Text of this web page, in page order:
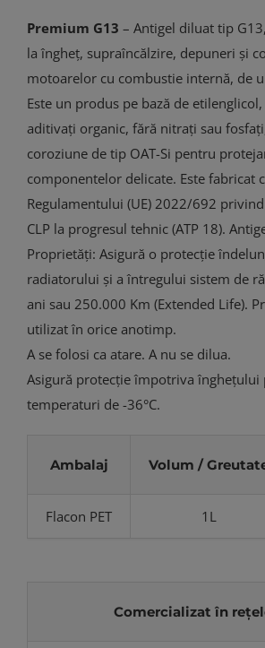
Premium G13 – Antigel diluat tip
la îngheț, supraîncălzire, depuneri și
motoarelor cu combustie internă, de
Este un produs pe bază de
aditivați organic, fără nitrați sau
coroziune de tip OAT-Si pentru
componentelor delicate. Este fabricat
Regulamentului (UE) 2022/692
CLP la progresul tehnic (ATP 18).
Proprietăţi: Asigură o protecție
radiatorului și a întregului sistem de
ani sau 250.000 Km (Extended Life).
utilizat în orice anotimp.
A se folosi ca atare. A nu se dilua.
Asigură protecție împotriva înghețului
temperaturi de -36°C.
Ambalaj Volum /
Flacon PET 1L
Comercializat în